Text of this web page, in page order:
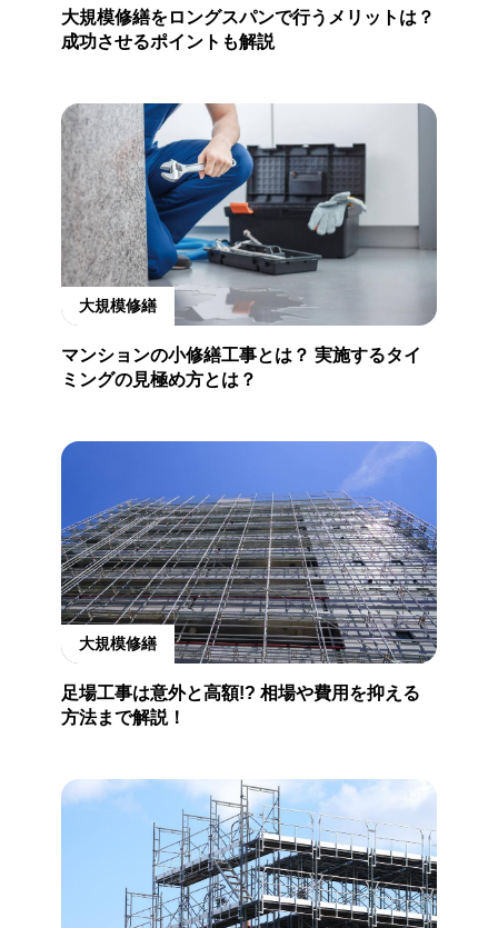
大規模修繕をロングスパンで行うメリットは？
成功させるポイントも解説
大規模修繕
マンションの小修繕工事とは？ 実施するタイ
ミングの見極め方とは？
大規模修繕
足場工事は意外と高額!? 相場や費用を抑える
方法まで解説！